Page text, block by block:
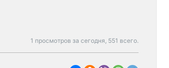
1 просмотров за сегодня, 551 всего.